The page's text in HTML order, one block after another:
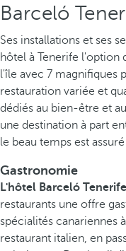
Barceló
Ses installations et ses
hôtel à Tenerife l'option
l'île avec 7 magnifiques
restauration variée et
dédiés au bien-être et
une destination à part
le beau temps est
Gastronomie
L'hôtel Barceló Tenerife
restaurants une offre
spécialités canariennes
restaurant italien, en